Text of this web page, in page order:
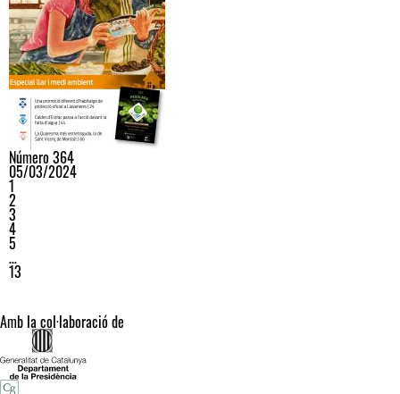
Número 364
05/03/2024
1
2
3
4
5
…
13
Amb la col·laboració de